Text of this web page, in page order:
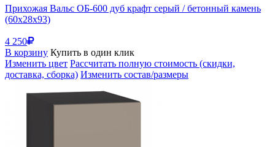
Прихожая Вальс ОБ-600 дуб крафт серый / бетонный камень
(60x28x93)
4 250
В корзину Купить в один клик
Изменить цвет Рассчитать полную стоимость (скидки,
доставка, сборка) Изменить состав/размеры